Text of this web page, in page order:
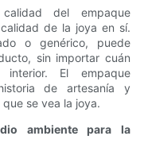
del empaque
de la joya en sí.
o genérico, puede
sin importar cuán
El empaque
de artesanía y
se vea la joya.
ambiente para la